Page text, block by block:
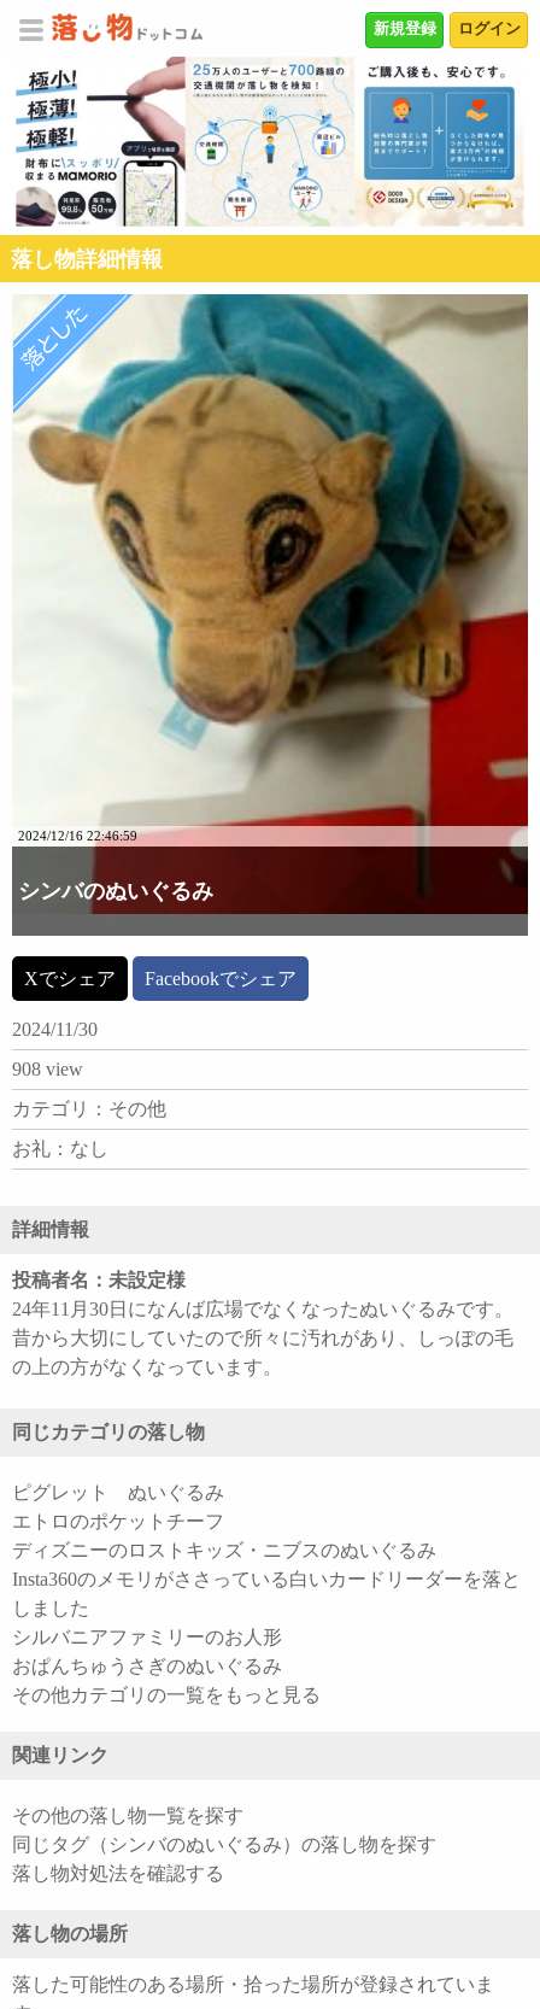
ログイン
新規登録
落し物詳細情報
2024/12/16 22:46:59
シンバのぬいぐるみ
Xでシェア Facebookでシェア
2024/11/30
908 view
カテゴリ：その他
お礼：なし
詳細情報
投稿者名：未設定様
24年11月30日になんば広場でなくなったぬいぐるみです。
昔から大切にしていたので所々に汚れがあり、しっぽの毛
の上の方がなくなっています。
同じカテゴリの落し物
ピグレット ぬいぐるみ
エトロのポケットチーフ
ディズニーのロストキッズ・ニブスのぬいぐるみ
Insta360のメモリがささっている白いカードリーダーを落と
しました
シルバニアファミリーのお人形
おぱんちゅうさぎのぬいぐるみ
その他カテゴリの一覧をもっと見る
関連リンク
その他の落し物一覧を探す
同じタグ（シンバのぬいぐるみ）の落し物を探す
落し物対処法を確認する
落し物の場所
落した可能性のある場所・拾った場所が登録されていま